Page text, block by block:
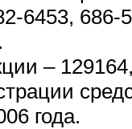
6453, 686-
.
–
года.